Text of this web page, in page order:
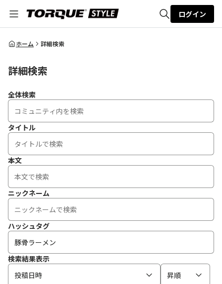
全体検索
ログイン
ホーム 詳細検索
詳細検索
全体検索
タイトル
本文
ニックネーム
ハッシュタグ
検索結果表示
投稿日時
昇順